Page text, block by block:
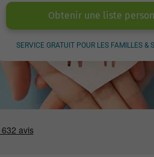
Obtenir une liste
SERVICE GRATUIT POUR LES FAMILLES &